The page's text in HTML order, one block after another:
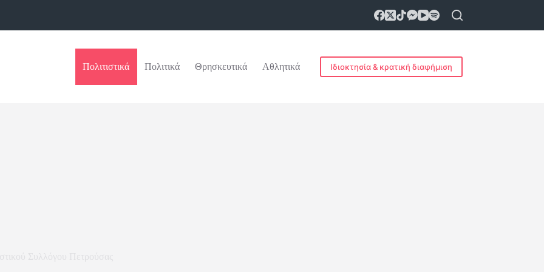
Πολιτιστικά Πολιτικά Θρησκευτικά Αθλητικά Ιδιοκτησία & κρατική διαφήμιση